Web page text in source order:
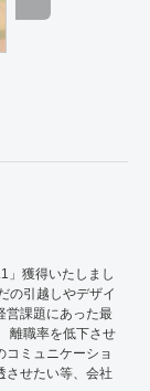
」獲得いたしまし
の引越しやデザイ
営課題にあった最
離職率を低下させ
コミュニケーショ
させたい等、会社